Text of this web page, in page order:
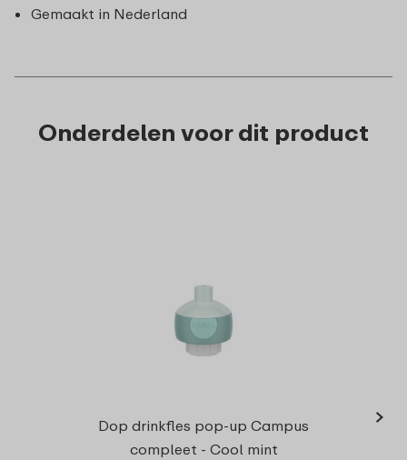
Gemaakt in Nederland
Onderdelen voor dit product
Dop drinkfles pop-up Campus
compleet - Cool mint
›